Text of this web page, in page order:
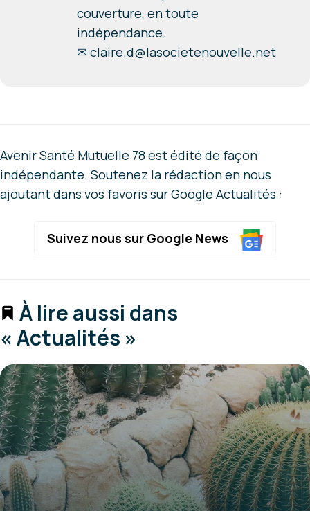
couverture, en toute
indépendance.
✉ claire.d@lasocietenouvelle.net
Avenir Santé Mutuelle 78 est édité de façon
indépendante. Soutenez la rédaction en nous
ajoutant dans vos favoris sur Google Actualités :
Suivez nous sur Google News
À lire aussi dans
« Actualités »